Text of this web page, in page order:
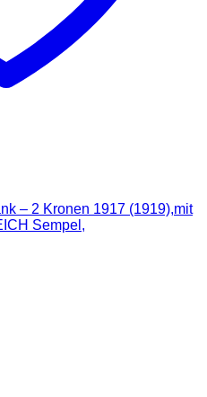
– 2 Kronen 1917 (1919),mit
Sempel,